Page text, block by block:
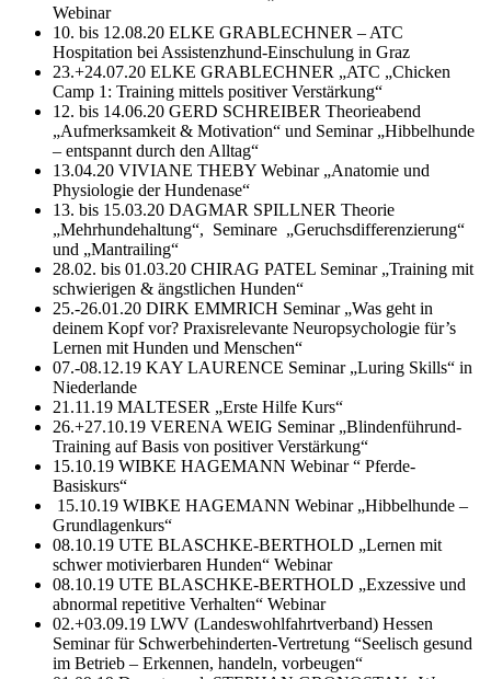
Webinar
10. bis 12.08.20 ELKE GRABLECHNER – ATC
Hospitation bei Assistenzhund-Einschulung in Graz
23.+24.07.20 ELKE GRABLECHNER „ATC „Chicken
Camp 1: Training mittels positiver Verstärkung“
12. bis 14.06.20 GERD SCHREIBER Theorieabend
„Aufmerksamkeit & Motivation“ und Seminar „Hibbelhunde
– entspannt durch den Alltag“
13.04.20 VIVIANE THEBY Webinar „Anatomie und
Physiologie der Hundenase“
13. bis 15.03.20 DAGMAR SPILLNER Theorie
„Mehrhundehaltung“, Seminare „Geruchsdifferenzierung“
und „Mantrailing“
28.02. bis 01.03.20 CHIRAG PATEL Seminar „Training mit
schwierigen & ängstlichen Hunden“
25.-26.01.20 DIRK EMMRICH Seminar „Was geht in
deinem Kopf vor? Praxisrelevante Neuropsychologie für’s
Lernen mit Hunden und Menschen“
07.-08.12.19 KAY LAURENCE Seminar „Luring Skills“ in
Niederlande
21.11.19 MALTESER „Erste Hilfe Kurs“
26.+27.10.19 VERENA WEIG Seminar „Blindenführund-
Training auf Basis von positiver Verstärkung“
15.10.19 WIBKE HAGEMANN Webinar “ Pferde-
Basiskurs“
15.10.19 WIBKE HAGEMANN Webinar „Hibbelhunde –
Grundlagenkurs“
08.10.19 UTE BLASCHKE-BERTHOLD „Lernen mit
schwer motivierbaren Hunden“ Webinar
08.10.19 UTE BLASCHKE-BERTHOLD „Exzessive und
abnormal repetitive Verhalten“ Webinar
02.+03.09.19 LWV (Landeswohlfahrtverband) Hessen
Seminar für Schwerbehinderten-Vertretung “Seelisch gesund
im Betrieb – Erkennen, handeln, vorbeugen“